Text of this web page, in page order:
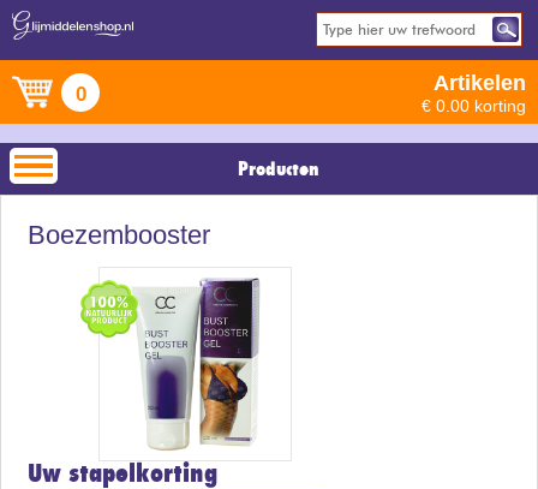
0 Artikelen
€ 0.00 korting
Producten
Boezembooster
Uw stapelkorting